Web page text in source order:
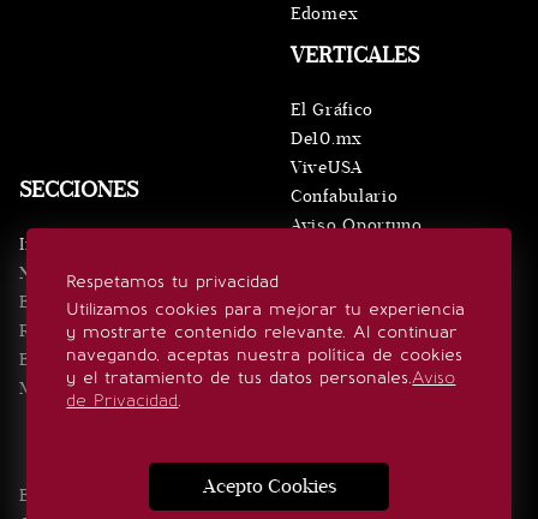
Respetamos tu privacidad
Utilizamos cookies para mejorar tu experiencia
y mostrarte contenido relevante. Al continuar
navegando, aceptas nuestra política de cookies
y el tratamiento de tus datos personales.Aviso
de Privacidad.
Acepto Cookies
SECCIONES
Inicio
Noticias
Eventos
Realeza
Estilo de vida
Minuto x Minuto
VERTICALES
El Gráfico
De10.mx
ViveUSA
Confabulario
Aviso Oportuno
Edomex
SÍGUENOS
Edición Impresa Noticias Quiénes somos